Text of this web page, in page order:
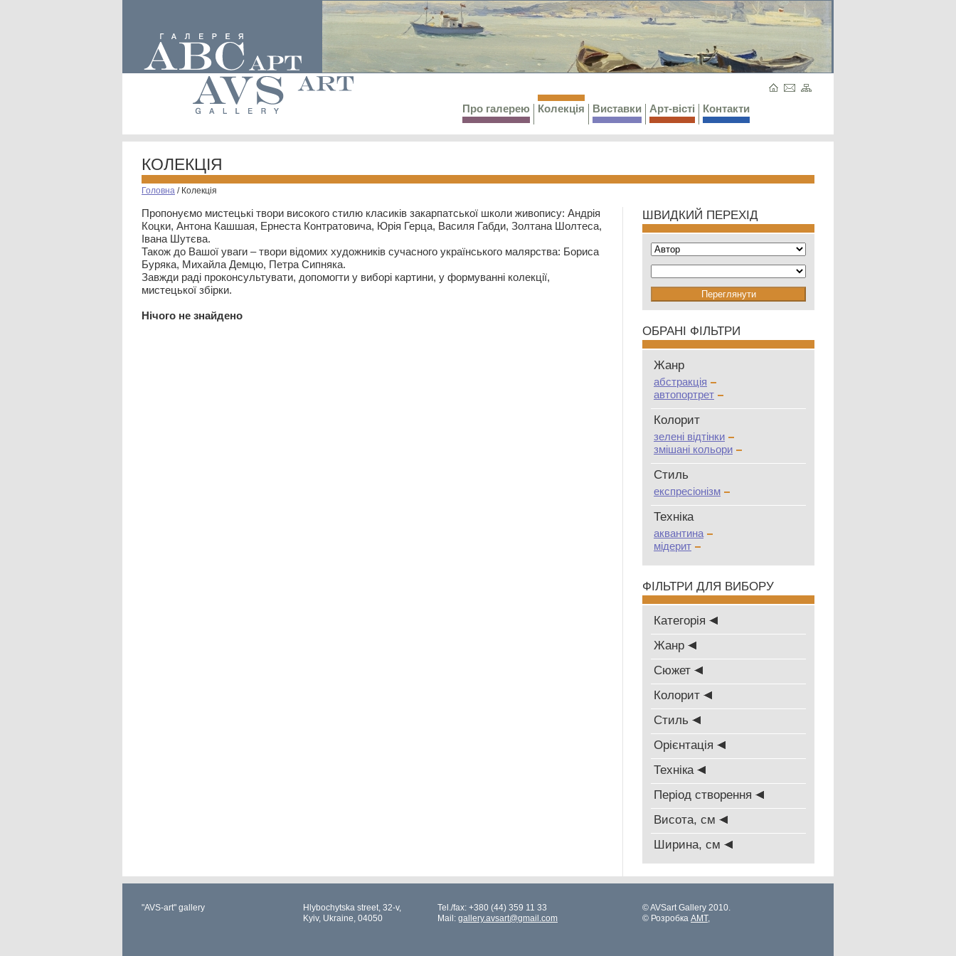
Про галерею Колекція Виставки Арт-вісті Контакти
КОЛЕКЦІЯ
Головна / Колекція
Пропонуємо мистецькі твори високого стилю класиків закарпатської школи живопису: Андрія
Коцки, Антона Кашшая, Ернеста Контратовича, Юрія Герца, Василя Габди, Золтана Шолтеса,
Івана Шутєва.
Також до Вашої уваги – твори відомих художників сучасного українського малярства: Бориса
Буряка, Михайла Демцю, Петра Сипняка.
Завжди раді проконсультувати, допомогти у виборі картини, у формуванні колекції,
мистецької збірки.
Нiчого не знайдено
ШВИДКИЙ ПЕРЕХІД
ОБРАНІ ФІЛЬТРИ
Жанр
абстракція
автопортрет
Колорит
зелені відтінки
змішані кольори
Стиль
експресіонізм
Техніка
аквантина
мідерит
ФІЛЬТРИ ДЛЯ ВИБОРУ
Категорія
Жанр
Сюжет
Колорит
Стиль
Oрієнтація
Техніка
Період створення
Висота, см
Ширина, см
"AVS-art" gallery
Hlybochytska street, 32-v,
Kyiv, Ukraine, 04050
Tel./fax: +380 (44) 359 11 33
Mail: gallery.avsart@gmail.com
© AVSart Gallery 2010.
© Розробка AMT,